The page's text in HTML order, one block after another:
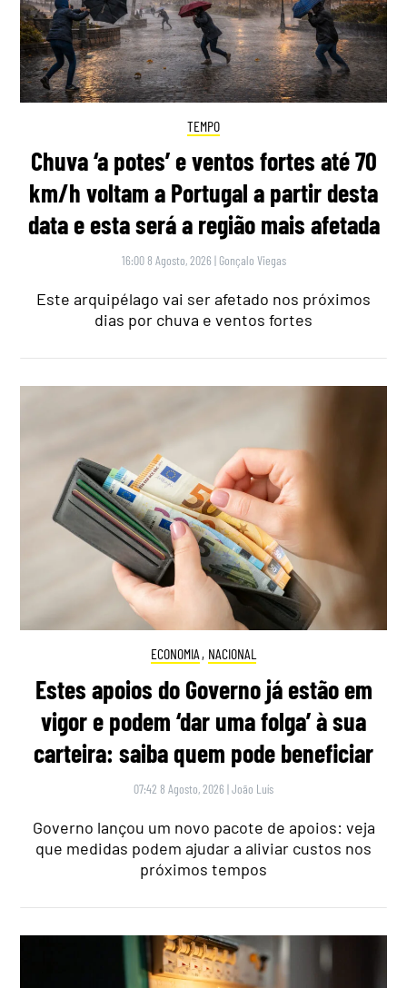
TEMPO
Chuva ‘a potes’ e ventos fortes até 70
km/h voltam a Portugal a partir desta
data e esta será a região mais afetada
16:00 8 Agosto, 2026 | Gonçalo Viegas
Este arquipélago vai ser afetado nos próximos
dias por chuva e ventos fortes
ECONOMIA , NACIONAL
Estes apoios do Governo já estão em
vigor e podem ‘dar uma folga’ à sua
carteira: saiba quem pode beneficiar
07:42 8 Agosto, 2026 |João Luís
Governo lançou um novo pacote de apoios: veja
que medidas podem ajudar a aliviar custos nos
próximos tempos